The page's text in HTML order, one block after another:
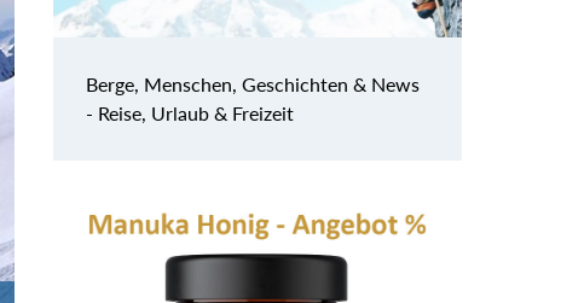
Berge, Menschen, Geschichten & News
- Reise, Urlaub & Freizeit